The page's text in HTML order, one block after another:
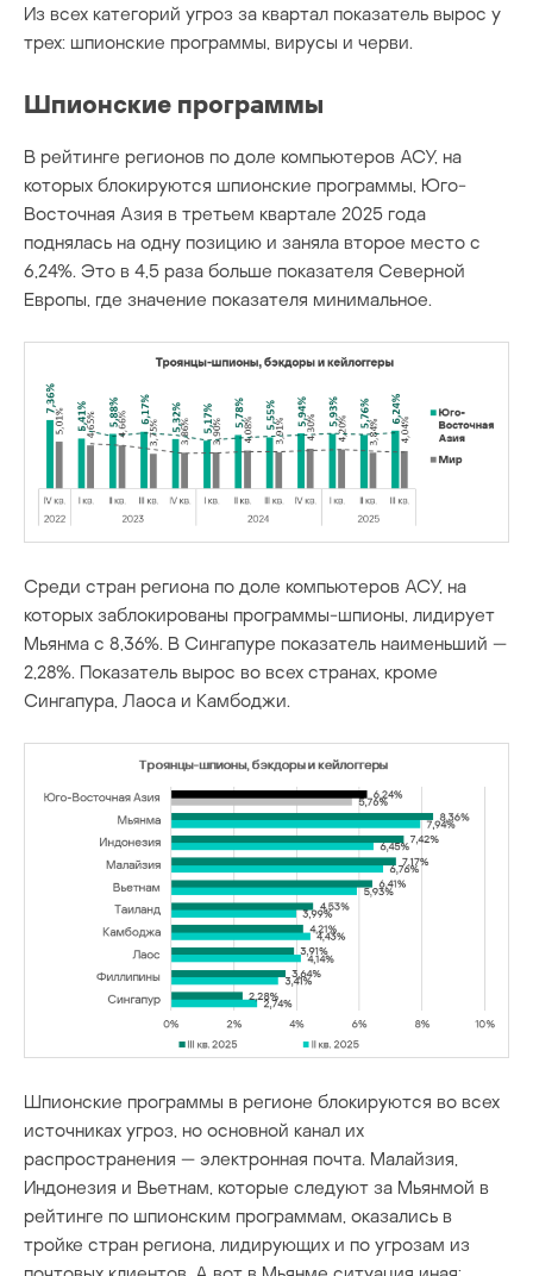
Из всех категорий угроз за квартал показатель вырос у
трех: шпионские программы, вирусы и черви.
Шпионские программы
В рейтинге регионов по доле компьютеров АСУ, на
которых блокируются шпионские программы, Юго-
Восточная Азия в третьем квартале 2025 года
поднялась на одну позицию и заняла второе место с
6,24%. Это в 4,5 раза больше показателя Северной
Европы, где значение показателя минимальное.
Среди стран региона по доле компьютеров АСУ, на
которых заблокированы программы-шпионы, лидирует
Мьянма с 8,36%. В Сингапуре показатель наименьший —
2,28%. Показатель вырос во всех странах, кроме
Сингапура, Лаоса и Камбоджи.
Шпионские программы в регионе блокируются во всех
источниках угроз, но основной канал их
распространения — электронная почта. Малайзия,
Индонезия и Вьетнам, которые следуют за Мьянмой в
рейтинге по шпионским программам, оказались в
тройке стран региона, лидирующих и по угрозам из